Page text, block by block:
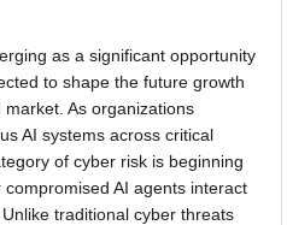
as a significant opportunity
to shape the future growth
As organizations
AI systems across critical
of cyber risk is beginning
AI agents interact
traditional cyber threats